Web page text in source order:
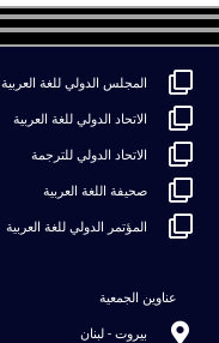
المجلس الدولي للغة العربية
الاتحاد الدولي للغة العربية
الاتحاد الدولي للترجمة
صحيفة اللغة العربية
المؤتمر الدولي للغة العربية
عناوين الجمعية
بيروت - لبنان